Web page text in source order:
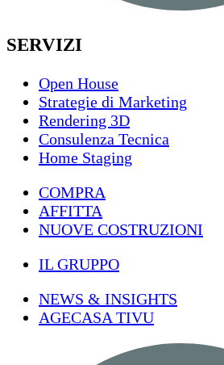
SERVIZI
Open House
Strategie di Marketing
Rendering 3D
Consulenza Tecnica
Home Staging
COMPRA
AFFITTA
NUOVE COSTRUZIONI
IL GRUPPO
NEWS & INSIGHTS
AGECASA TIVU